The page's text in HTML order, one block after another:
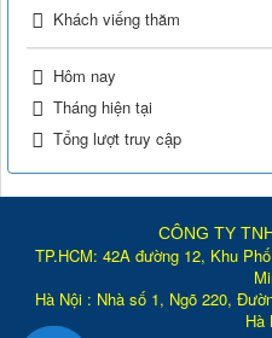
Khách viếng thăm
Hôm nay
Tháng hiện tại
Tổng lượt truy cập
CÔNG TY
TP.HCM: 42A đường 12, Khu
Hà Nội : Nhà số 1, Ngõ 220,
Hà